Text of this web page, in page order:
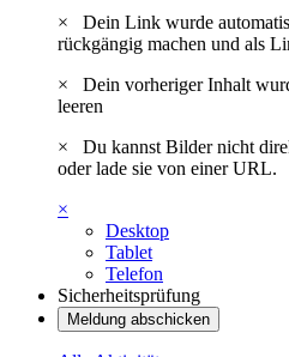
×
Dein Link wurde
rückgängig machen und als
×
Dein vorheriger Inhalt
leeren
×
Du kannst Bilder nicht
oder lade sie von einer URL.
×
Desktop
Tablet
Telefon
Sicherheitsprüfung
Meldung abschicken